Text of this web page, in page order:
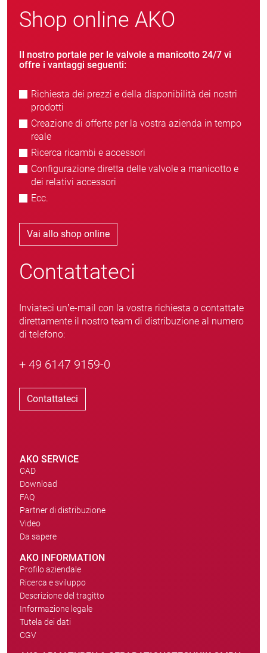
Shop online AKO
Il nostro portale per le valvole a manicotto 24/7 vi
offre i vantaggi seguenti:
Richiesta dei prezzi e della disponibilità dei nostri
prodotti
Creazione di offerte per la vostra azienda in tempo
reale
Ricerca ricambi e accessori
Configurazione diretta delle valvole a manicotto e
dei relativi accessori
Ecc.
Vai allo shop online
Contattateci
Inviateci un’e-mail con la vostra richiesta o contattate
direttamente il nostro team di distribuzione al numero
di telefono:
+ 49 6147 9159-0
Contattateci
AKO SERVICE
CAD
Download
FAQ
Partner di distribuzione
Video
Da sapere
AKO INFORMATION
Profilo aziendale
Ricerca e sviluppo
Descrizione del tragitto
Informazione legale
Tutela dei dati
CGV